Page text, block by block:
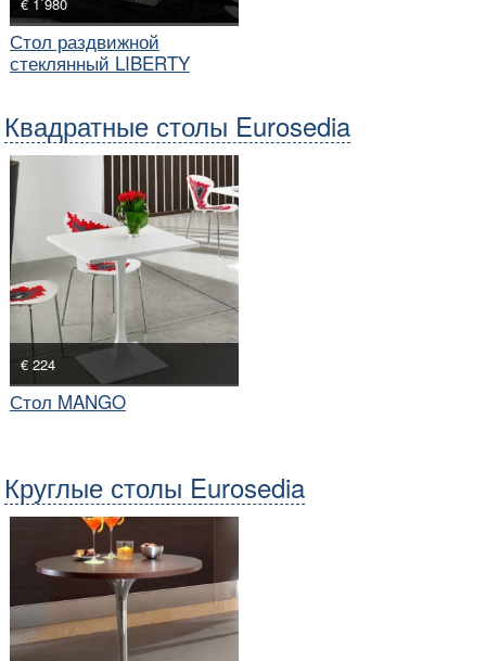
Стол раздвижной
стеклянный LIBERTY
Квадратные столы Eurosedia
€ 224
Стол MANGO
Круглые столы Eurosedia